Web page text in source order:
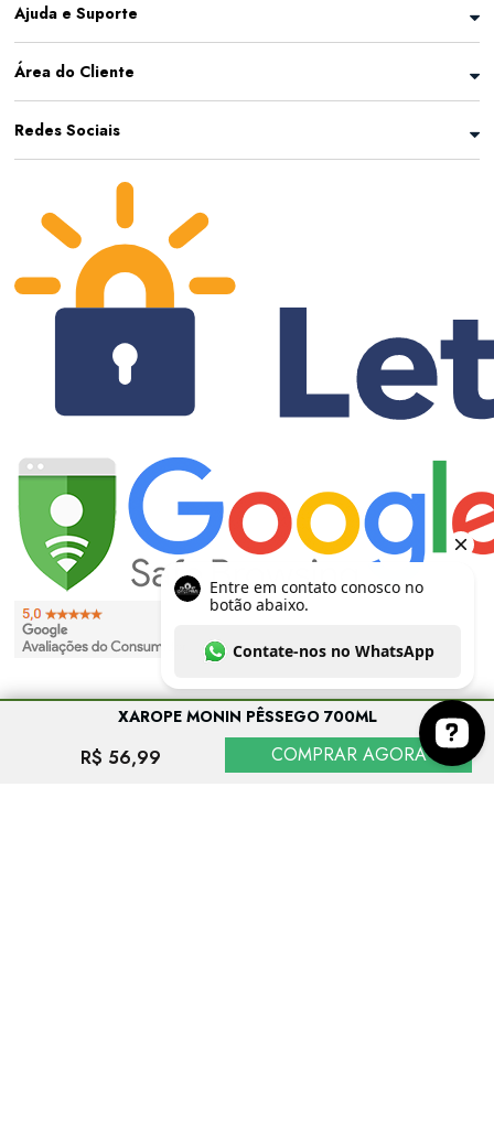
XAROPE MONIN PÊSSEGO 700ML
R$ 56,99 COMPRAR AGORA
Ajuda e Suporte
Área do Cliente
Redes Sociais